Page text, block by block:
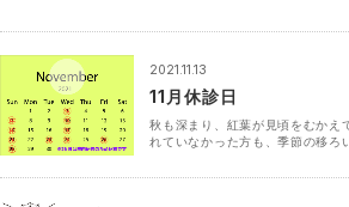
2021.11.13
11月休診日
秋も深まり、紅葉が見頃をむかえ
れていなかった方も、季節の移ろ
みられてはいかがでしょうか。